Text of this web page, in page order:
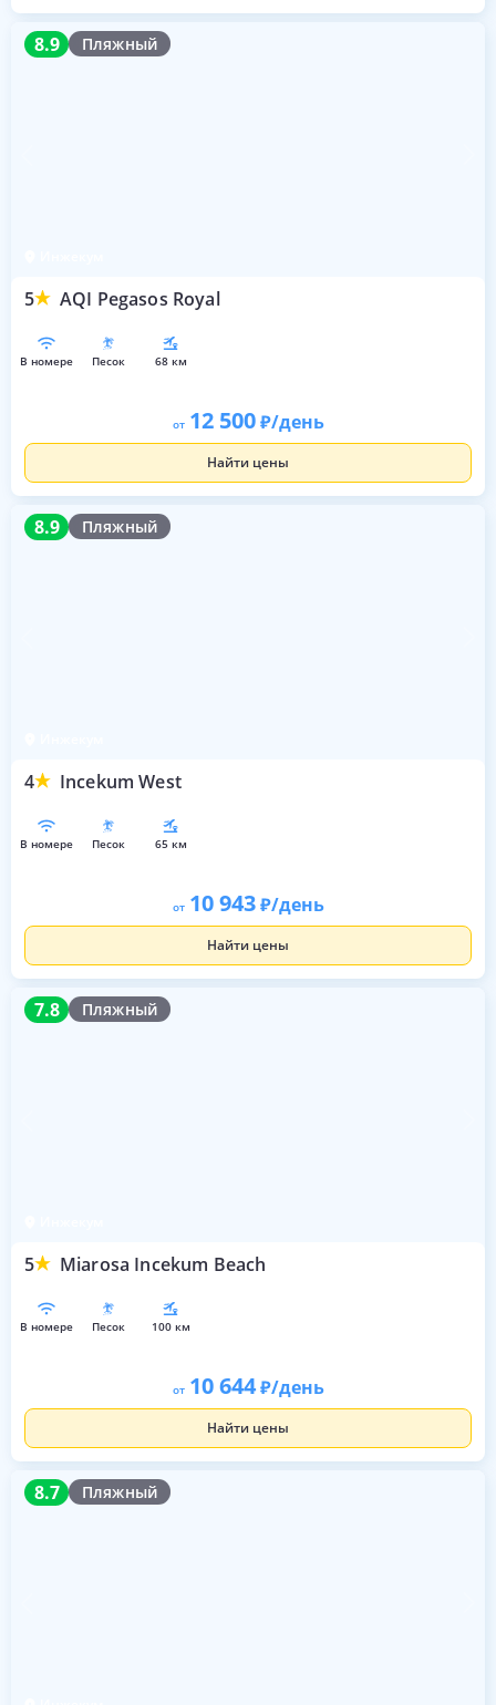
8.9 Пляжный
5 AQI Pegasos Royal
8.9
в номере песок 68 км
от 12 500 /день
Найти цены
8.9 Пляжный
4 Incekum West
8.9
в номере песок 65 км
от 10 943 /день
Найти цены
7.8 Пляжный
5 Miarosa Incekum Beach
7.8
в номере песок 100 км
от 10 644 /день
Найти цены
8.7 Пляжный
8.7